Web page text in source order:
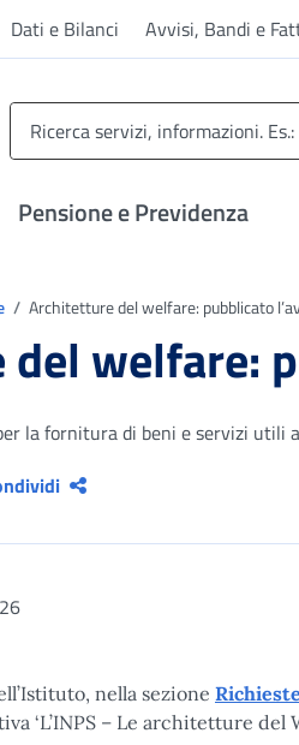
Dati e Bilanci Avvisi, Bandi e
Pensione e Previdenza
Architetture del welfare: pubblicato
welfare:
la fornitura di beni e servizi utili
nella sezione
‘L’INPS – Le architetture del